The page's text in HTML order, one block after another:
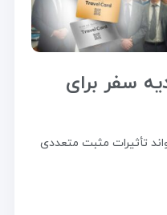
سفر برای
تأثیرات مثبت متعددی